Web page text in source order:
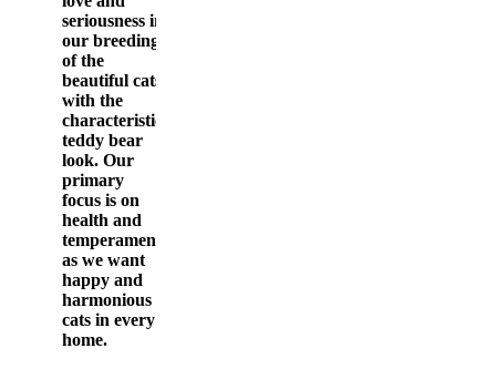
seriousness in
our breeding
of the
beautiful cats
with the
characteristic
teddy bear
look. Our
primary
focus is on
health and
temperament,
as we want
happy and
harmonious
cats in every
home.